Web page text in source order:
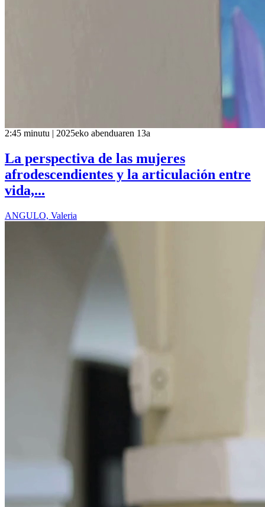
2:45 minutu | 2025eko abenduaren 13a
La perspectiva de las mujeres
afrodescendientes y la articulación entre
vida,...
ANGULO, Valeria